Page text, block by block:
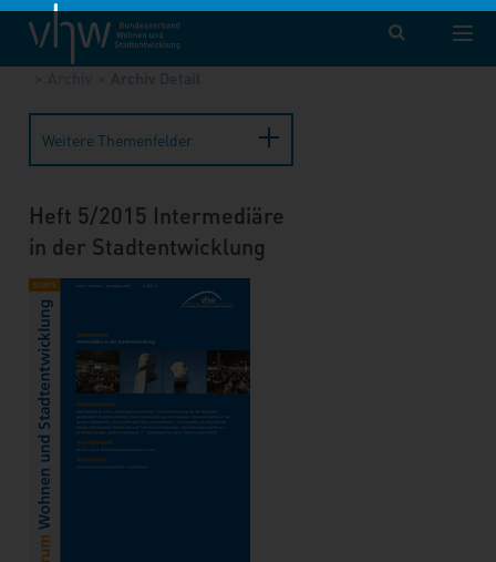
vhw – Bundesverband für Wohnen und Stadtentwicklung e. V.
Publikationen
Forum Wohnen und Stadtentwicklung
Archiv
Archiv Detail
Weitere Themenfelder
Heft 5/2015 Intermediäre
in der Stadtentwicklung